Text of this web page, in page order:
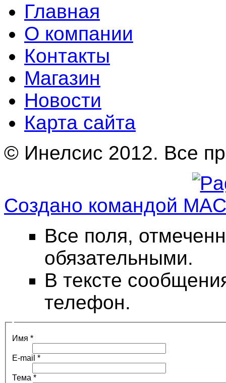
Главная
О компании
Контакты
Магазин
Новости
Карта сайта
© Инелсис 2012. Все
Создано командой
Все поля,
обязательными.
В тексте
телефон.
Имя *
E-mail *
Тема *